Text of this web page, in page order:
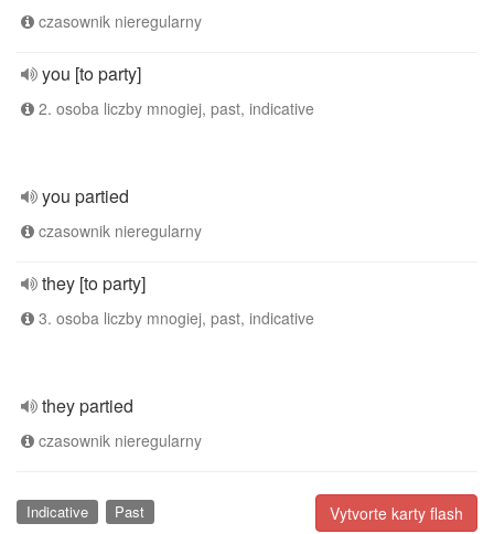
czasownik nieregularny
you [to party]
2. osoba liczby mnogiej, past, indicative
you partied
czasownik nieregularny
they [to party]
3. osoba liczby mnogiej, past, indicative
they partied
czasownik nieregularny
Vytvorte karty flash
Indicative Past